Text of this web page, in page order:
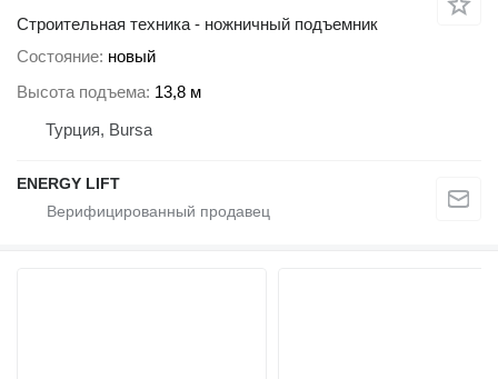
Строительная техника - ножничный подъемник
Состояние новый
Высота подъема 13,8 м
Турция, Bursa
ENERGY LIFT